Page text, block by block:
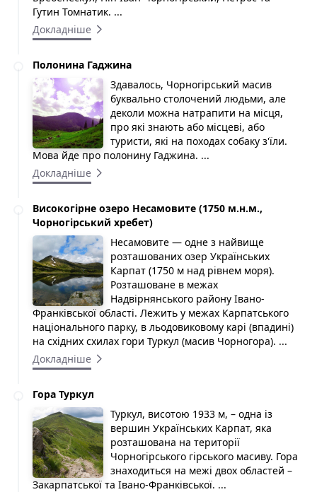
Гутин Томнатик. ...
Докладніше
Полонина Гаджина
Здавалось, Чорногірський масив
буквально столочений людьми, але
деколи можна натрапити на місця,
про які знають або місцеві, або
туристи, які на походах собаку з'їли.
Мова йде про полонину Гаджина. ...
Докладніше
Високогірне озеро Несамовите (1750 м.н.м.,
Чорногірський хребет)
Несамовите — одне з найвище
розташованих озер Українських
Карпат (1750 м над рівнем моря).
Розташоване в межах
Надвірнянського району Івано-
Франківської області. Лежить у межах Карпатського
національного парку, в льодовиковому карі (впадині)
на східних схилах гори Туркул (масив Чорногора). ...
Докладніше
Гора Туркул
Туркул, висотою 1933 м, – одна із
вершин Українських Карпат, яка
розташована на території
Чорногірського гірського масиву. Гора
знаходиться на межі двох областей –
Закарпатської та Івано-Франківської. ...